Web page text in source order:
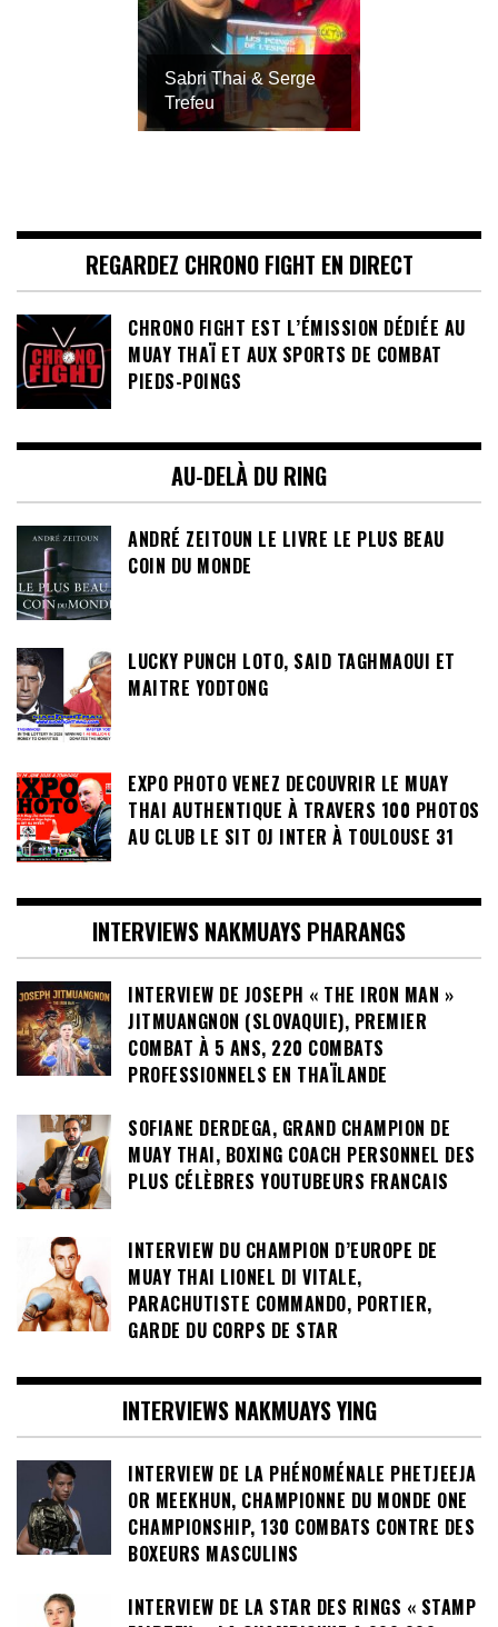
Sabri Thai & Serge
Trefeu
REGARDEZ CHRONO FIGHT EN DIRECT
CHRONO FIGHT EST L’ÉMISSION DÉDIÉE AU
MUAY THAÏ ET AUX SPORTS DE COMBAT
PIEDS-POINGS
AU-DELÀ DU RING
ANDRÉ ZEITOUN LE LIVRE LE PLUS BEAU
COIN DU MONDE
LUCKY PUNCH LOTO, SAID TAGHMAOUI ET
MAITRE YODTONG
EXPO PHOTO VENEZ DECOUVRIR LE MUAY
THAI AUTHENTIQUE À TRAVERS 100 PHOTOS
AU CLUB LE SIT OJ INTER À TOULOUSE 31
INTERVIEWS NAKMUAYS PHARANGS
INTERVIEW DE JOSEPH « THE IRON MAN »
JITMUANGNON (SLOVAQUIE), PREMIER
COMBAT À 5 ANS, 220 COMBATS
PROFESSIONNELS EN THAÏLANDE
SOFIANE DERDEGA, GRAND CHAMPION DE
MUAY THAI, BOXING COACH PERSONNEL DES
PLUS CÉLÈBRES YOUTUBEURS FRANCAIS
INTERVIEW DU CHAMPION D’EUROPE DE
MUAY THAI LIONEL DI VITALE,
PARACHUTISTE COMMANDO, PORTIER,
GARDE DU CORPS DE STAR
INTERVIEWS NAKMUAYS YING
INTERVIEW DE LA PHÉNOMÉNALE PHETJEEJA
OR MEEKHUN, CHAMPIONNE DU MONDE ONE
CHAMPIONSHIP, 130 COMBATS CONTRE DES
BOXEURS MASCULINS
INTERVIEW DE LA STAR DES RINGS « STAMP